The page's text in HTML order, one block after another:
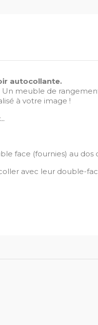
autocollante.
Un meuble de
à votre image !
face (fournies) au dos
avec leur double-